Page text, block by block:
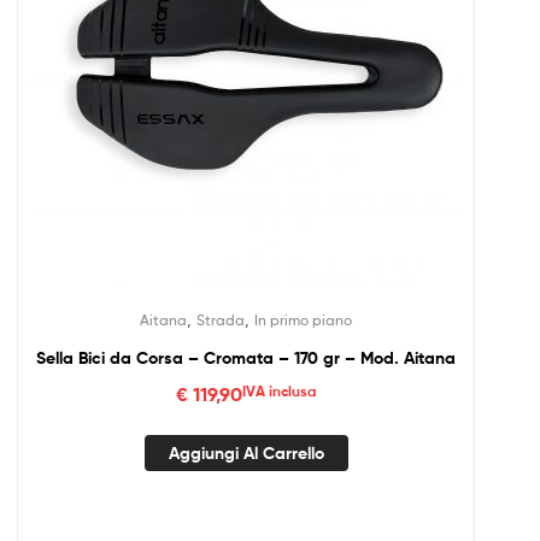
Aitana Strada In primo piano
Sella Bici da Corsa – Cromata – 170 gr – Mod. Aitana
€119,90IVA inclusa
Aggiungi Al Carrello